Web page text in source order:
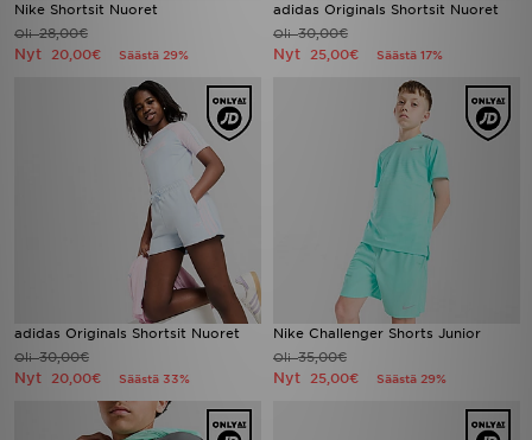
Nike Shortsit Nuoret
Oli28,00€
Nyt 20,00€ Säästä 29%
adidas Originals Shortsit Nuoret
Oli30,00€
Nyt 25,00€ Säästä 17%
adidas Originals Shortsit Nuoret
Oli30,00€
Nyt 20,00€ Säästä 33%
Nike Challenger Shorts Junior
Oli35,00€
Nyt 25,00€ Säästä 29%